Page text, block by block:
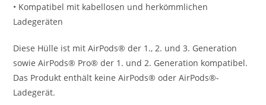
• Kompatibel mit kabellosen und herkömmlichen
Ladegeräten
Diese Hülle ist mit AirPods® der 1., 2. und 3. Generation
sowie AirPods® Pro® der 1. und 2. Generation kompatibel.
Das Produkt enthält keine AirPods® oder AirPods®-
Ladegerät.